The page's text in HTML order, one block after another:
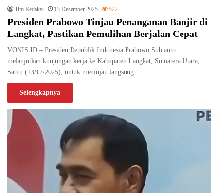
Tim Redaksi 13 Desember 2025 522
Presiden Prabowo Tinjau Penanganan Banjir di
Langkat, Pastikan Pemulihan Berjalan Cepat
VONIS.ID – Presiden Republik Indonesia Prabowo Subianto
melanjutkan kunjungan kerja ke Kabupaten Langkat, Sumatera Utara,
Sabtu (13/12/2025), untuk meninjau langsung…
Selengkapnya